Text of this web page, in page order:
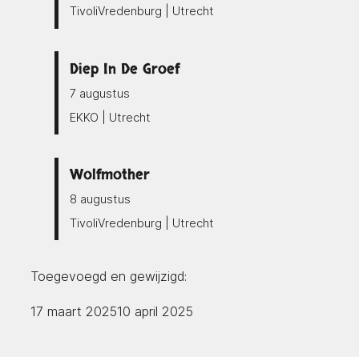
TivoliVredenburg | Utrecht
Diep In De Groef
7 augustus
EKKO | Utrecht
Wolfmother
8 augustus
TivoliVredenburg | Utrecht
Toegevoegd en gewijzigd:
17 maart 202510 april 2025